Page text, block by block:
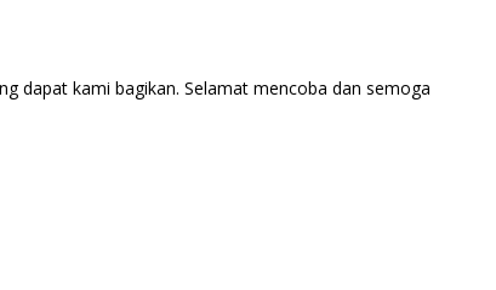
dapat kami bagikan. Selamat mencoba dan semoga